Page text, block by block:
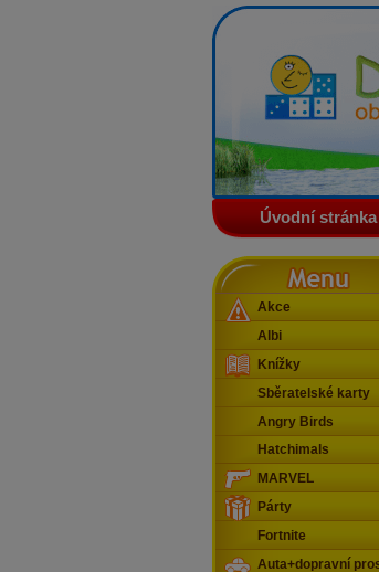
Domino -
Úvodní stránka
Menu
Akce
Albi
Knížky
Sběratelské karty
Angry Birds
Hatchimals
MARVEL
Párty
Fortnite
Auta+dopravní